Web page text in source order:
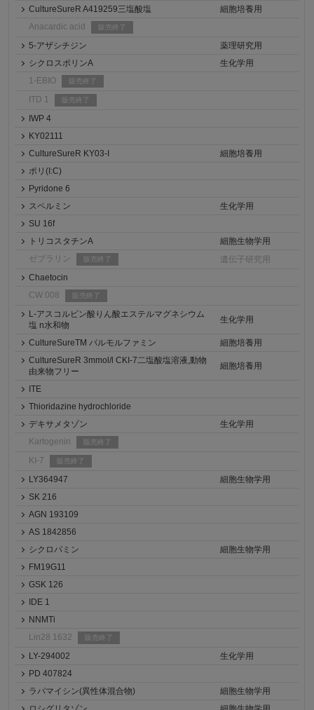
CultureSureR A419259三塩酸塩
細胞培養用
Anacardic acid
販売終了
5-アザシチジン
薬理研究用
シクロスポリンA
生化学用
1-EBIO
販売終了
ITD 1 販売終了
IWP 4
KY02111
CultureSureR KY03-I
細胞培養用
ポリ(I:C)
Pyridone 6
スペルミン
生化学用
SU 16f
トリコスタチンA
細胞生物学用
ゼブラリン
販売終了
遺伝子研究用
Chaetocin
CW 008
販売終了
L-アスコルビン酸りん酸エステルマグネシウム
塩 n水和物
生化学用
CultureSureTM パルモルファミン
細胞培養用
CultureSureR 3mmol/l CKI-7二塩酸塩溶液,動物
由来物フリー
細胞培養用
ITE
Thioridazine hydrochloride
デキサメタゾン
生化学用
Kartogenin
販売終了
KI-7 販売終了
LY364947
細胞生物学用
SK 216
AGN 193109
AS 1842856
シクロパミン
細胞生物学用
FM19G11
GSK 126
IDE 1
NNMTi
Lin28 1632
販売終了
LY-294002
生化学用
PD 407824
ラパマイシン(異性体混合物)
細胞生物学用